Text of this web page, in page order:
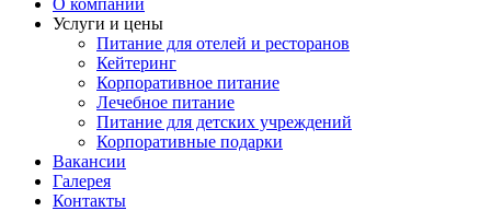
О компании
Услуги и цены
Питание для отелей и ресторанов
Кейтеринг
Корпоративное питание
Лечебное питание
Питание для детских учреждений
Корпоративные подарки
Вакансии
Галерея
Контакты